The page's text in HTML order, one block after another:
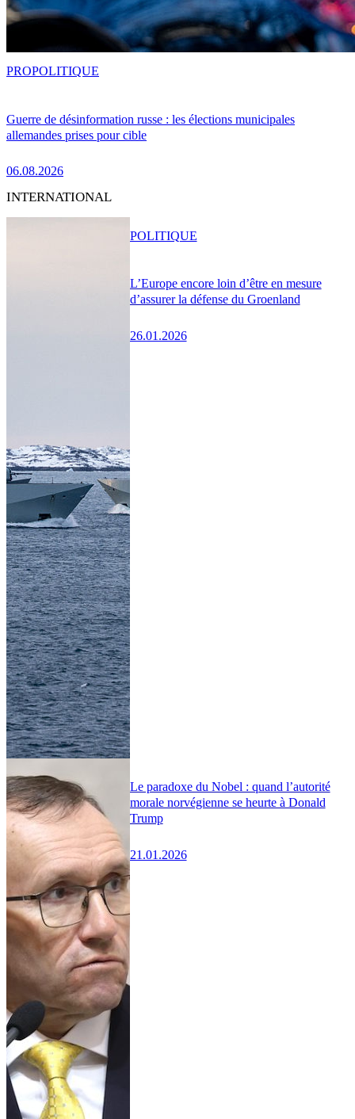
Guerre de désinformation russe : les élections municipales
allemandes prises pour cible
06.08.2026
PROPOLITIQUE
INTERNATIONAL
L’Europe encore loin d’être en mesure
d’assurer la défense du Groenland
26.01.2026
POLITIQUE
Le paradoxe du Nobel : quand l’autorité
morale norvégienne se heurte à Donald
Trump
21.01.2026